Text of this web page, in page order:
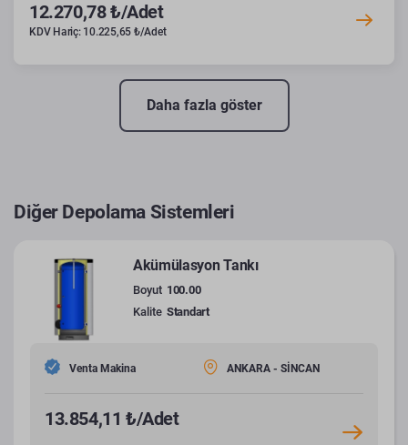
12.270,78 ₺/Adet
KDV Hariç: 10.225,65 ₺/Adet
Daha fazla göster
Diğer Depolama Sistemleri
Akümülasyon Tankı
Boyut 100.00
Kalite Standart
Venta Makina ANKARA - SİNCAN
13.854,11 ₺/Adet